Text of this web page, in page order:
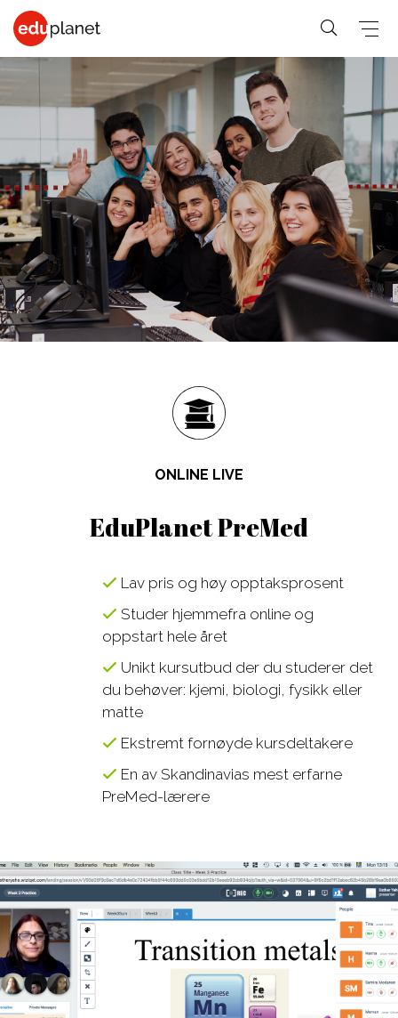
COLLEGE &
UNIVERSITET
Business,
Human
Resources
Fashion,
Design, Art,
Architecture
Medisin,
Veterinær,
PreMed
Psychology,
Sociology
Social
Wellness,
Fitness
Hotel, Event,
Restaurant
STEM-fag
SPRÅKREISER
Generelle-
student
Språkkurs
for 30+
Språkkurs
for 50+
næringslivet
Språkkurs
for
skolegrupper
PREMED
På vårt
verdensledende
PreMed-kurs
sitter du
online via PC
med din lærer
og klasse.
ONLINE LIVE
EduPlanet PreMed
Lav pris og høy opptaksprosent
Studer hjemmefra online og
oppstart hele året
Unikt kursutbud der du studerer det
du behøver: kjemi, biologi, fysikk eller
matte
Ekstremt fornøyde kursdeltakere
En av Skandinavias mest erfarne
PreMed-lærere